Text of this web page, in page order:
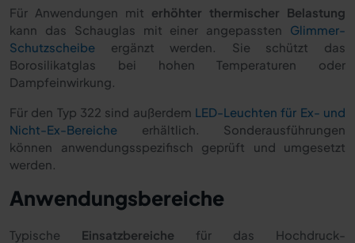
Für Anwendungen mit erhöhter thermischer Belastung
kann das Schauglas mit einer angepassten Glimmer-
Schutzscheibe ergänzt werden. Sie schützt das
Borosilikatglas bei hohen Temperaturen oder
Dampfeinwirkung.
Für den Typ 322 sind außerdem LED-Leuchten für Ex- und
Nicht-Ex-Bereiche erhältlich. Sonderausführungen
können anwendungsspezifisch geprüft und umgesetzt
werden.
Anwendungsbereiche
Typische Einsatzbereiche für das Hochdruck-